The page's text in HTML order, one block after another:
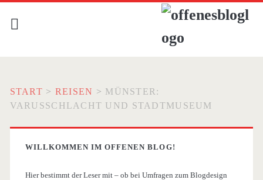
START > REISEN > MÜNSTER:
VARUSSCHLACHT UND STADTMUSEUM
WILLKOMMEN IM OFFENEN BLOG!
Hier bestimmt der Leser mit – ob bei Umfragen zum Blogdesign